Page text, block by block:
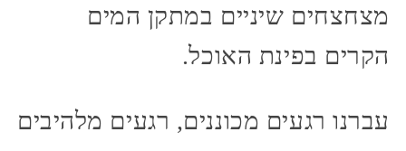
מצחצחים שיניים במתקן המים
הקרים בפינת האוכל.
עברנו רגעים מכוננים, רגעים מלהיבים